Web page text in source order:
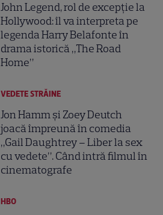
John Legend, rol de excepție la
Hollywood: îl va interpreta pe
legenda Harry Belafonte în
drama istorică „The Road
Home”
VEDETE STRĂINE
Jon Hamm și Zoey Deutch
joacă împreună în comedia
„Gail Daughtrey – Liber la sex
cu vedete”. Când intră filmul în
cinematografe
HBO